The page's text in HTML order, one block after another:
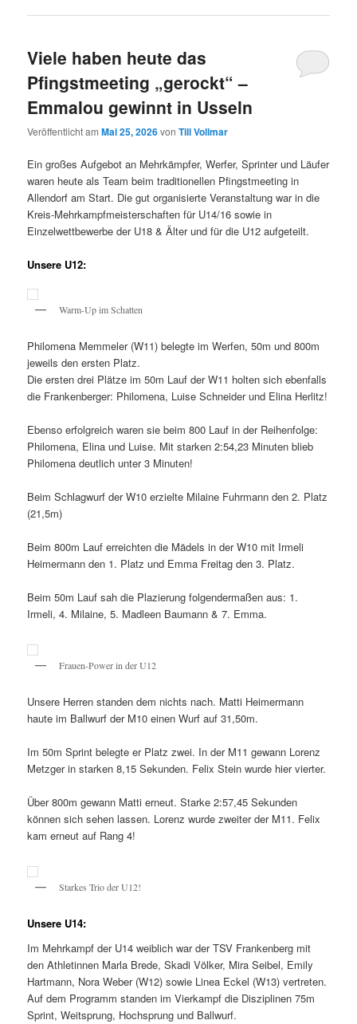
Viele haben heute das
Pfingstmeeting „gerockt“ –
Emmalou gewinnt in Usseln
Veröffentlicht amMai 25, 2026vonTill Vollmar
Ein großes Aufgebot an Mehrkämpfer, Werfer, Sprinter und Läufer
waren heute als Team beim traditionellen Pfingstmeeting in
Allendorf am Start. Die gut organisierte Veranstaltung war in die
Kreis-Mehrkampfmeisterschaften für U14/16 sowie in
Einzelwettbewerbe der U18 & Älter und für die U12 aufgeteilt.
Unsere U12:
Warm-Up im Schatten
Philomena Memmeler (W11) belegte im Werfen, 50m und 800m
jeweils den ersten Platz.
Die ersten drei Plätze im 50m Lauf der W11 holten sich ebenfalls
die Frankenberger: Philomena, Luise Schneider und Elina Herlitz!
Ebenso erfolgreich waren sie beim 800 Lauf in der Reihenfolge:
Philomena, Elina und Luise. Mit starken 2:54,23 Minuten blieb
Philomena deutlich unter 3 Minuten!
Beim Schlagwurf der W10 erzielte Milaine Fuhrmann den 2. Platz
(21,5m)
Beim 800m Lauf erreichten die Mädels in der W10 mit Irmeli
Heimermann den 1. Platz und Emma Freitag den 3. Platz.
Beim 50m Lauf sah die Plazierung folgendermaßen aus: 1.
Irmeli, 4. Milaine, 5. Madleen Baumann & 7. Emma.
Frauen-Power in der U12
Unsere Herren standen dem nichts nach. Matti Heimermann
haute im Ballwurf der M10 einen Wurf auf 31,50m.
Im 50m Sprint belegte er Platz zwei. In der M11 gewann Lorenz
Metzger in starken 8,15 Sekunden. Felix Stein wurde hier vierter.
Über 800m gewann Matti erneut. Starke 2:57,45 Sekunden
können sich sehen lassen. Lorenz wurde zweiter der M11. Felix
kam erneut auf Rang 4!
Starkes Trio der U12!
Unsere U14:
Im Mehrkampf der U14 weiblich war der TSV Frankenberg mit
den Athletinnen Marla Brede, Skadi Völker, Mira Seibel, Emily
Hartmann, Nora Weber (W12) sowie Linea Eckel (W13) vertreten.
Auf dem Programm standen im Vierkampf die Disziplinen 75m
Sprint, Weitsprung, Hochsprung und Ballwurf.